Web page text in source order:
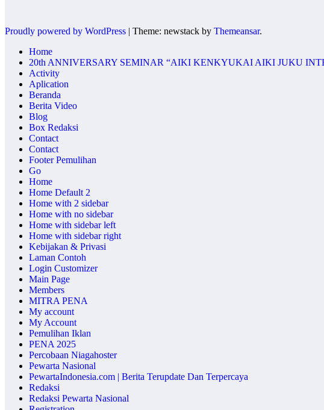
Proudly powered by WordPress | Theme: newstack by Themeansar.
Home
20th ANNIVERSARY SEMINAR “AIKI KENKYUKAI AIKI JUKU
Activity
Aplication
Beranda
Berita Video
Blog
Box Redaksi
Contact
Contact
Footer Pemulihan
Go
Home
Home Default 2
Home with 2 sidebar
Home with no sidebar
Home with sidebar left
Home with sidebar right
Kebijakan & Privasi
Laman Contoh
Login Customizer
Main Page
Members
MITRA PENA
My account
My Account
Pemulihan Iklan
PENA 2025
Percobaan Niagahoster
Pewarta Nasional
PewartaIndonesia.com | Berita Terupdate Dan Terpercaya
Redaksi
Redaksi Pewarta Nasional